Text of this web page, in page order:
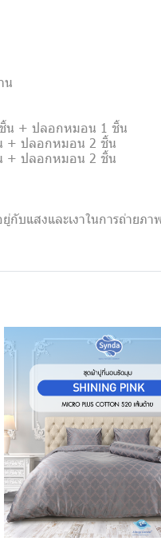
น
น + ปลอกหมอน 1 ชิ้น
+ ปลอกหมอน 2 ชิ้น
+ ปลอกหมอน 2 ชิ้น
แสงและเงาในการถ่ายภา